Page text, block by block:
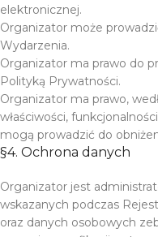
elektronicznej.
Organizator może
Wydarzenia.
Organizator ma prawo do
Polityką Prywatności.
Organizator ma prawo,
właściwości,
mogą prowadzić do
§4. Ochrona danych
Organizator jest
wskazanych podczas
oraz danych osobowych